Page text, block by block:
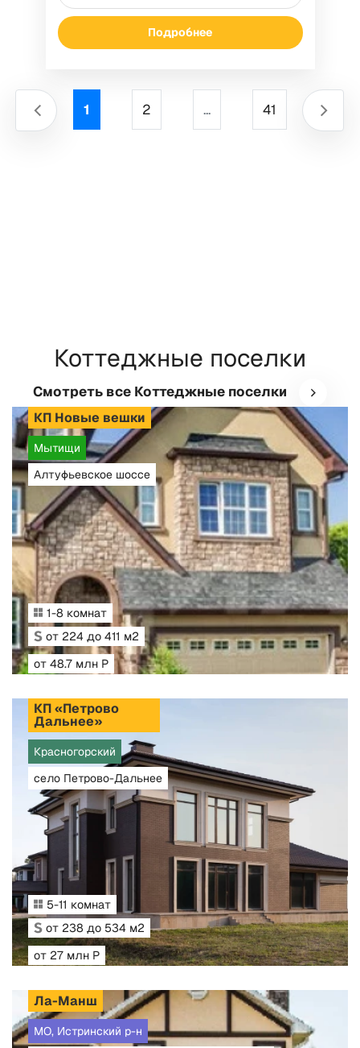
Подробнее
1 2 ... 41
Коттеджные поселки
Смотреть все Коттеджные поселки
КП Новые вешки
Мытищи
Алтуфьевское шоссе
1-8 комнат
от 224 до 411 м2
от 48.7 млн Р
КП «Петрово
Дальнее»
Красногорский
село Петрово-Дальнее
5-11 комнат
от 238 до 534 м2
от 27 млн Р
Ла-Манш
МО, Истринский р-н